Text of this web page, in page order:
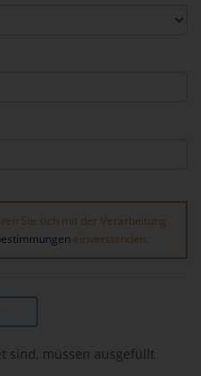
Sie sich mit der Verarbeitung
einverstanden.
sind, müssen ausgefüllt